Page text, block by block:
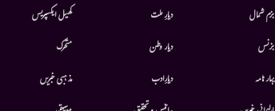
بزم شمال
بزنس
بہار نامہ
دیارِ ملت
دیار وطن
دیارِادب
کھیل ایکسپریس
متحرك
مذہبی خبریں